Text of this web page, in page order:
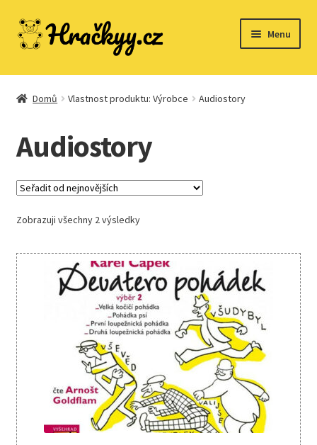
Přeskočit
na
Přejít
k
webu
Menu
Dřevěné hračky
Stavebnice
Expand
child
menu
Kreativní tvoření
Expand
child
menu
Domů Vlastnost produktu: Výrobce Audiostory
Audiostory
Zobrazuji všechny 2 výsledky